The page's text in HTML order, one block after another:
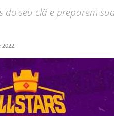
do seu clã e preparem
2022